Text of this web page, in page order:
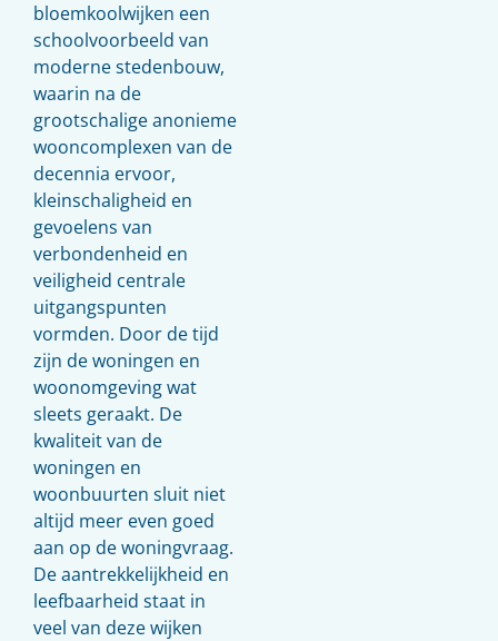
bloemkoolwijken een
schoolvoorbeeld van
moderne stedenbouw,
waarin na de
grootschalige anonieme
wooncomplexen van de
decennia ervoor,
kleinschaligheid en
gevoelens van
verbondenheid en
veiligheid centrale
uitgangspunten
vormden. Door de tijd
zijn de woningen en
woonomgeving wat
sleets geraakt. De
kwaliteit van de
woningen en
woonbuurten sluit niet
altijd meer even goed
aan op de woningvraag.
De aantrekkelijkheid en
leefbaarheid staat in
veel van deze wijken